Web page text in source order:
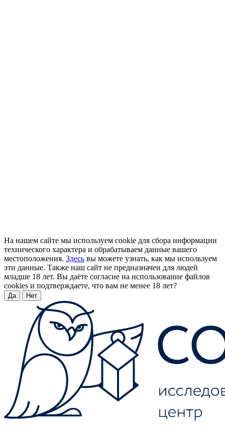
На нашем сайте мы используем cookie для сбора информации
технического характера и обрабатываем данные вашего
местоположения. Здесь вы можете узнать, как мы используем
эти данные. Также наш сайт не предназначен для людей
младше 18 лет. Вы даёте согласие на использование файлов
cookies и подтверждаете, что вам не менее 18 лет?
Да Нет